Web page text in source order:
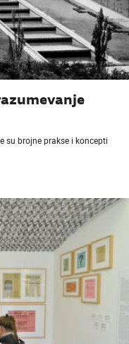
su brojne prakse i koncepti